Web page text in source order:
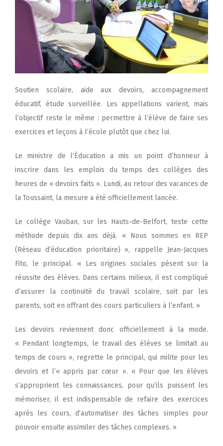
Soutien scolaire, aide aux devoirs, accompagnement
éducatif, étude surveillée. Les appellations varient, mais
l’objectif reste le même : permettre à l’élève de faire ses
exercices et leçons à l’école plutôt que chez lui.
Le ministre de l’Éducation a mis un point d’honneur à
inscrire dans les emplois du temps des collèges des
heures de « devoirs faits ». Lundi, au retour des vacances de
la Toussaint, la mesure a été officiellement lancée.
Le collège Vauban, sur les Hauts-de-Belfort, teste cette
méthode depuis dix ans déjà. « Nous sommes en REP
(Réseau d’éducation prioritaire) », rappelle Jean-Jacques
Fito, le principal. « Les origines sociales pèsent sur la
réussite des élèves. Dans certains milieux, il est compliqué
d’assurer la continuité du travail scolaire, soit par les
parents, soit en offrant des cours particuliers à l’enfant. »
Les devoirs reviennent donc officiellement à la mode.
« Pendant longtemps, le travail des élèves se limitait au
temps de cours », regrette le principal, qui milite pour les
devoirs et l’« appris par cœur ». « Pour que les élèves
s’approprient les connaissances, pour qu’ils puissent les
mémoriser, il est indispensable de refaire des exercices
après les cours, d’automatiser des tâches simples pour
pouvoir ensuite assimiler des tâches complexes. »